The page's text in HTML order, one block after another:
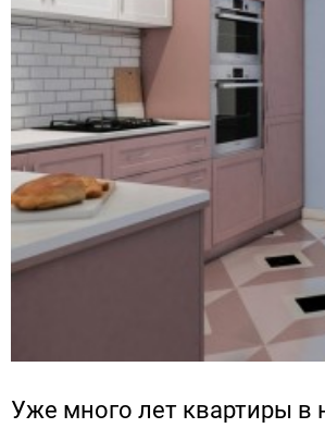
Уже много лет квартиры в